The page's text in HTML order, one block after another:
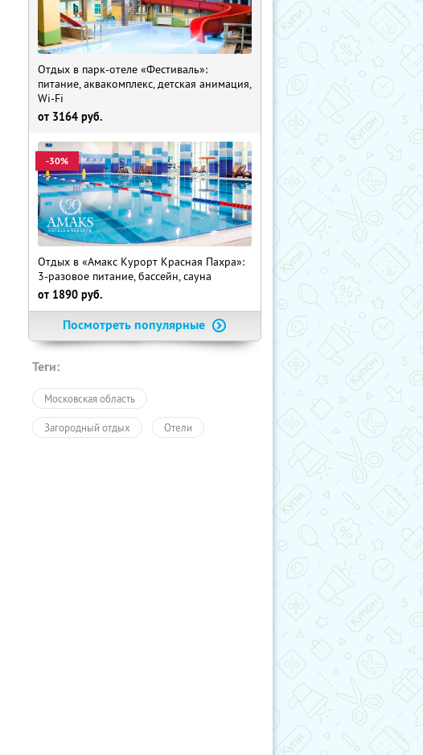
Отдых в парк-отеле «Фестиваль»:
питание, аквакомплекс, детская анимация,
Wi-Fi
от 3164 руб.
-30%
Отдых в «Амакс Курорт ‎Красная Пахра»:
3-разовое питание, бассейн, сауна
от 1890 руб.
Посмотреть популярные
Теги:
Московская область
Загородный отдых Отели